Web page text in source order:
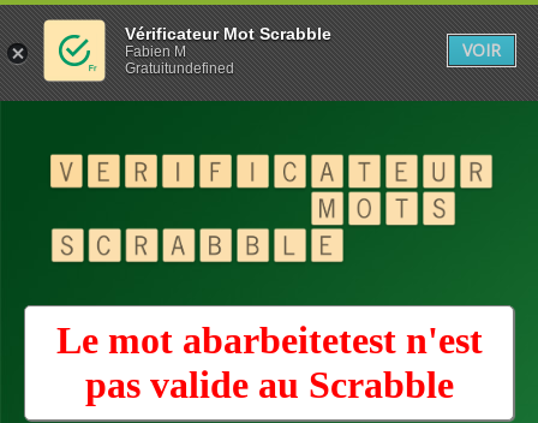
Le mot abarbeitetest n'est
pas valide au Scrabble
Vérificateur Mot Scrabble
Fabien M
Gratuitundefined
VOIR